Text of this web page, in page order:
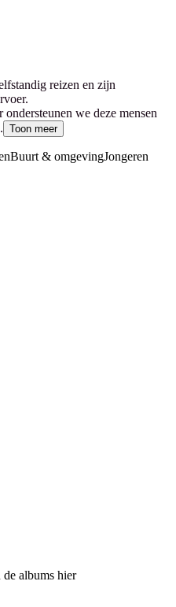
reizen en zijn
we deze mensen
Toon meer
Buurt & omgevingJongeren
albums hier